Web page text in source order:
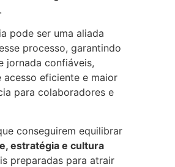
pode ser uma aliada
processo, garantindo
jornada confiáveis,
acesso eficiente e maior
para colaboradores e
conseguirem equilibrar
estratégia e cultura
preparadas para atrair